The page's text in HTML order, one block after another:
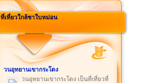
ที่เที่ยวใกล้ชาใบหม่อน
วนอุทยานเขากระโดง
วนอุทยานเขากระโดง เป็นที่เที่ยวที่